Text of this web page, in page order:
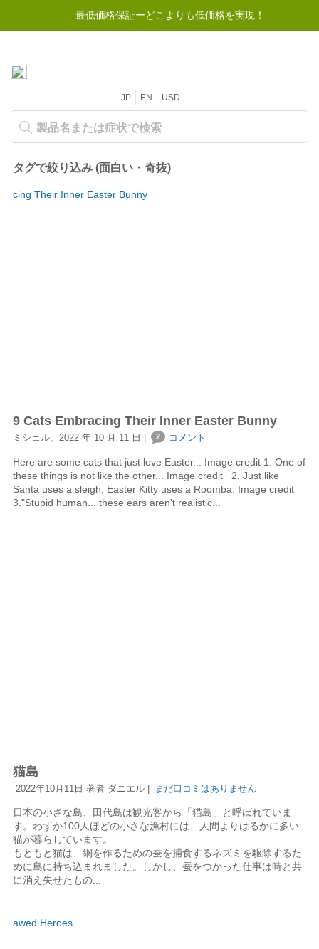
最低価格保証ーどこよりも低価格を実現！
JP EN USD
タグで絞り込み (面白い・奇抜)
9 Cats Embracing Their Inner Easter Bunny
ミシェル、2022 年 10 月 11 日 | 2 コメント
Here are some cats that just love Easter... Image credit 1. One of
these things is not like the other... Image credit 2. Just like
Santa uses a sleigh, Easter Kitty uses a Roomba. Image credit
3."Stupid human... these ears aren't realistic...
猫島
2022年10月11日 著者 ダニエル | まだ口コミはありません
日本の小さな島、田代島は観光客から「猫島」と呼ばれていま
す。わずか100人ほどの小さな漁村には、人間よりはるかに多い
猫が暮らしています。
もともと猫は、網を作るための蚕を捕食するネズミを駆除するた
めに島に持ち込まれました。しかし、蚕をつかった仕事は時と共
に消え失せたもの...